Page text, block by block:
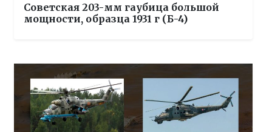
Советская 203-мм гаубица большой
мощности, образца 1931 г (Б-4)